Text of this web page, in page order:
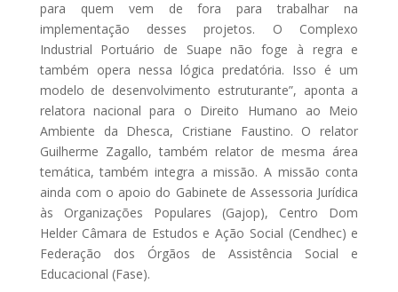
para quem vem de fora para trabalhar na
implementação desses projetos. O Complexo
Industrial Portuário de Suape não foge à regra e
também opera nessa lógica predatória. Isso é um
modelo de desenvolvimento estruturante”, aponta a
relatora nacional para o Direito Humano ao Meio
Ambiente da Dhesca, Cristiane Faustino. O relator
Guilherme Zagallo, também relator de mesma área
temática, também integra a missão. A missão conta
ainda com o apoio do Gabinete de Assessoria Jurídica
às Organizações Populares (Gajop), Centro Dom
Helder Câmara de Estudos e Ação Social (Cendhec) e
Federação dos Órgãos de Assistência Social e
Educacional (Fase).